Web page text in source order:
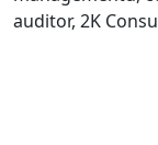
auditor, 2K